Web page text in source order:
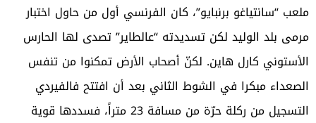
ملعب “سانتياغو برنبايو”، كان الفرنسي أول من حاول اختبار
مرمى بلد الوليد لكن تسديدته “عالطاير” تصدى لها الحارس
الأستوني كارل هاين. لكنّ أصحاب الأرض تمكنوا من تنفس
الصعداء مبكرا في الشوط الثاني بعد أن افتتح فالفيردي
التسجيل من ركلة حرّة من مسافة 23 متراً، فسددها قوية